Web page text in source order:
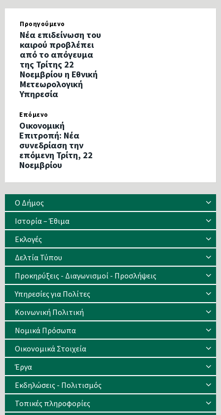
Προηγούμενο
Νέα επιδείνωση του
καιρού προβλέπει
από το απόγευμα
της Τρίτης 22
Νοεμβρίου η Εθνική
Μετεωρολογική
Υπηρεσία
Επόμενο
Οικονομική
Επιτροπή: Νέα
συνεδρίαση την
επόμενη Τρίτη, 22
Νοεμβρίου
Ο Δήμος
Ιστορία – Έθιμα
Eκλογές
Δελτία Τύπου
Προκηρύξεις - Διαγωνισμοί - Προσλήψεις
Υπηρεσίες για Πολίτες
Κοινωνική Πολιτική
Νομικά Πρόσωπα
Οικονομικά Στοιχεία
Έργα
Εκδηλώσεις - Πολιτισμός
Τοπικές πληροφορίες